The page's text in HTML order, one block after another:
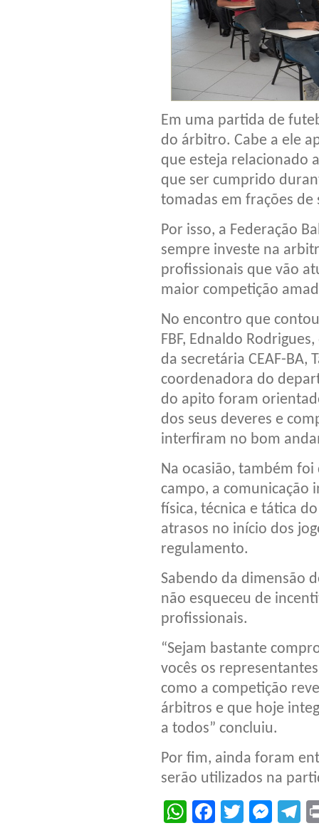
Em uma partida de
do árbitro. Cabe a ele
que esteja relacionado
que ser cumprido
tomadas em frações de
Por isso, a Federação
sempre investe na
profissionais que vão
maior competição
No encontro que
FBF, Ednaldo
da secretária CEAF-BA,
coordenadora do
do apito foram
dos seus deveres e
interfiram no bom
Na ocasião, também
campo, a comunicação
física, técnica e tática
atrasos no início dos
regulamento.
Sabendo da dimensão
não esqueceu de
profissionais.
“Sejam bastante
vocês os
como a competição
árbitros e que hoje
a todos” concluiu.
Por fim, ainda foram
serão utilizados na
WhatsApp
Facebook
Twitter